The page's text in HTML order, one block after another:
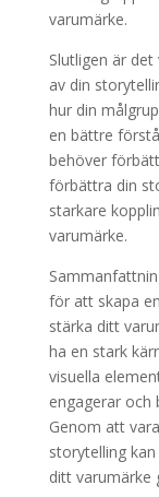
varumärke.
Slutligen är
av din
hur din
en bättre
behöver
förbättra din
starkare
varumärke.
för att skapa
stärka ditt
ha en stark
visuella
engagerar och
Genom att
storytelling
ditt varumärke